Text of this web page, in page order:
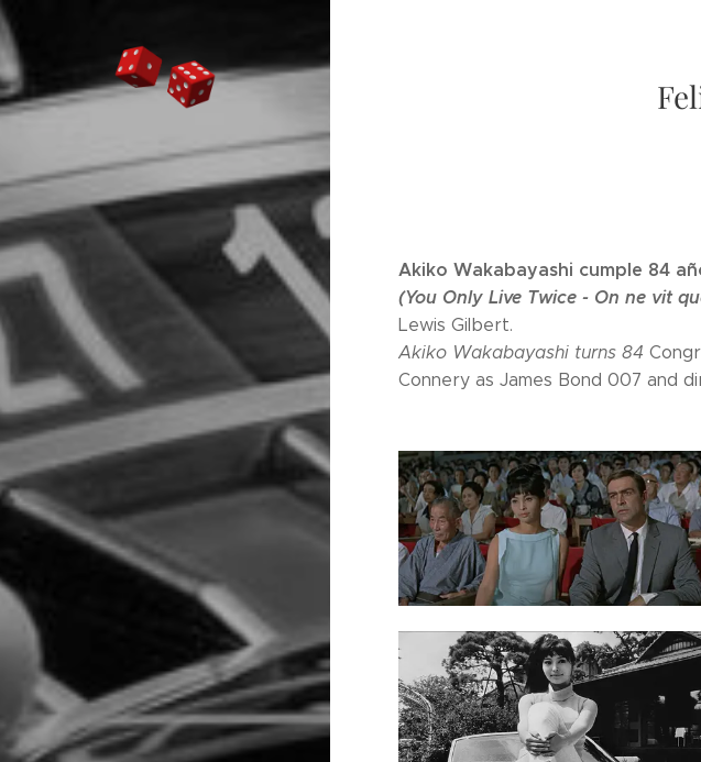
Akiko Wakabayashi cumple 84
(You Only Live Twice - On ne vit
Lewis Gilbert.
Akiko Wakabayashi turns 84
Connery as James Bond 007 and